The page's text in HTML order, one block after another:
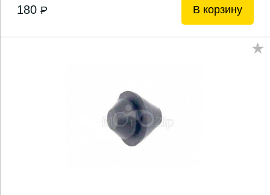
180 P В корзину